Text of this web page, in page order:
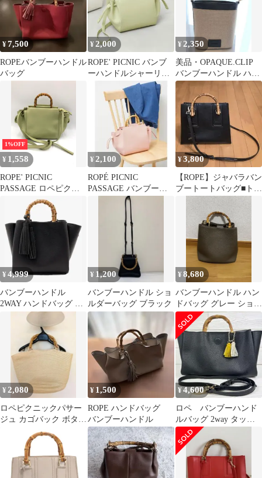
¥7,500
ROPEバンブーハンドル
バッグ
¥2,000
ROPE' PICNIC バンブ
ーハンドルシャーリン
グトート&ショルダー
バッグ
¥ 2,350
美品・OPAQUE.CLIP
バンブーハンドル ハン
ドバッグ
1%OFF
¥ 1,558
ROPE' PICNIC
PASSAGE ロペピクニ
ック パサージュ 2way
ショルダー バンブーハ
ンドルリサイクル合皮
シャーリング トート バ
ッグ 黄緑 ■◆ レディー
¥ 2,100
ROPÉ PICNIC
PASSAGE バンブーハ
ンドル 2wayバッグ ピ
¥3,800
【ROPE】ジャバラバン
ブートートバッグ■トー
¥4,999
バンブーハンドル
2WAY ハンドバッグ ブ
¥ 1,200
バンブーハンドル ショ
ルダーバッグ ブラック
¥8,680
バンブーハンドル ハン
ドバッグ グレー ショル
ダーバッグ
¥ 2,080
ロペピクニックパサー
ジュ カゴバック ボタン
ポケット3個付 定価
¥ 1,500
ROPE ハンドバッグ
バンブーハンドル
¥4,600
ロペ バンブーハンド
ルバッグ 2way タッセ
ル ハンド トートバ
ッグ ブラック